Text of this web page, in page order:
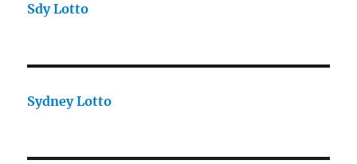
Sdy Lotto
Sydney Lotto